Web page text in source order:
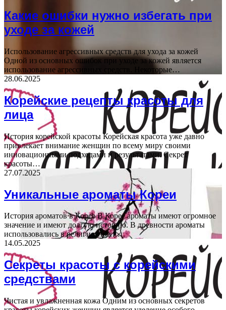
Какие ошибки нужно избегать при
уходе за кожей
Использование агрессивных средств для ухода за кожей
Одной из основных ошибок при уходе за кожей является
использование агрессивных средств. Некоторые…
28.06.2025
Корейские рецепты красоты для
лица
История корейской красоты Корейская красота уже давно
привлекает внимание женщин по всему миру своими
инновационными подходами и результатами. Секрет
красоты…
27.07.2025
Уникальные ароматы Кореи
История ароматов в Корее В Корее ароматы имеют огромное
значение и имеют долгую историю. В древности ароматы
использовались в религиозных…
14.05.2025
Секреты красоты с корейскими
средствами
Чистая и увлажненная кожа Одним из основных секретов